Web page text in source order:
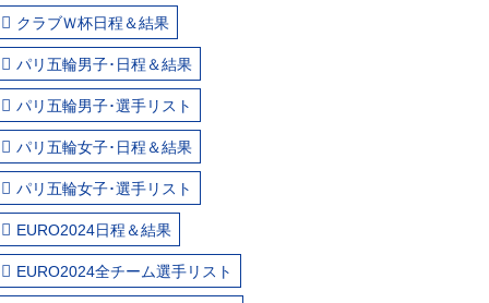
クラブＷ杯日程＆結果
パリ五輪男子･日程＆結果
パリ五輪男子･選手リスト
パリ五輪女子･日程＆結果
パリ五輪女子･選手リスト
EURO2024日程＆結果
EURO2024全チーム選手リスト